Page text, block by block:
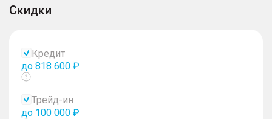
Скидки
Кредит
до 818 600 ₽
Показать
Трейд-ин
до 100 000 ₽